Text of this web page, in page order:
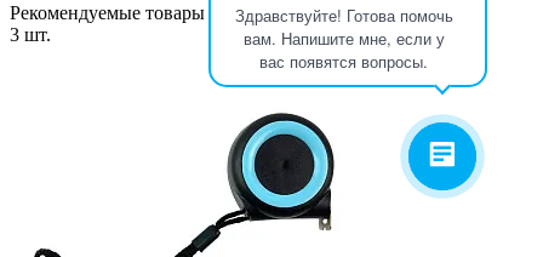
Здравствуйте! Готова помочь
вам. Напишите мне, если у
вас появятся вопросы.
Рекомендуемые товары
3 шт.